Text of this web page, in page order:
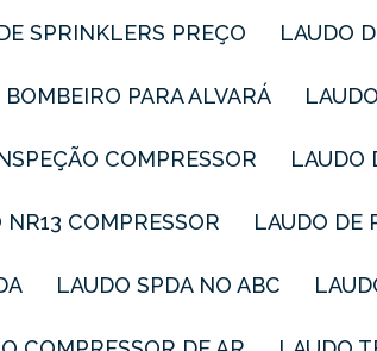
SPRINKLERS PREÇO LAUDO
BOMBEIRO PARA ALVARÁ
COMPRESSOR
NR13 COMPRESSOR LAUDO DE
LAUDO SPDA NO ABC